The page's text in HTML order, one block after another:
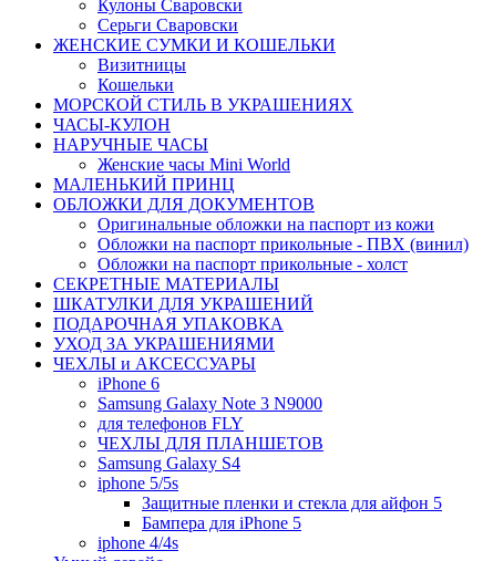
Кулоны Сваровски
Серьги Сваровски
ЖЕНСКИЕ СУМКИ И КОШЕЛЬКИ
Визитницы
Кошельки
МОРСКОЙ СТИЛЬ В УКРАШЕНИЯХ
ЧАСЫ-КУЛОН
НАРУЧНЫЕ ЧАСЫ
Женские часы Mini World
МАЛЕНЬКИЙ ПРИНЦ
ОБЛОЖКИ ДЛЯ ДОКУМЕНТОВ
Оригинальные обложки на паспорт из кожи
Обложки на паспорт прикольные - ПВХ (винил)
Обложки на паспорт прикольные - холст
СЕКРЕТНЫЕ МАТЕРИАЛЫ
ШКАТУЛКИ ДЛЯ УКРАШЕНИЙ
ПОДАРОЧНАЯ УПАКОВКА
УХОД ЗА УКРАШЕНИЯМИ
ЧEХЛЫ и АКСЕССУАРЫ
iPhone 6
Samsung Galaxy Note 3 N9000
для телефонов FLY
ЧЕХЛЫ ДЛЯ ПЛАНШЕТОВ
Samsung Galaxy S4
iphone 5/5s
Защитные пленки и стекла для айфон 5
Бампера для iPhone 5
iphone 4/4s